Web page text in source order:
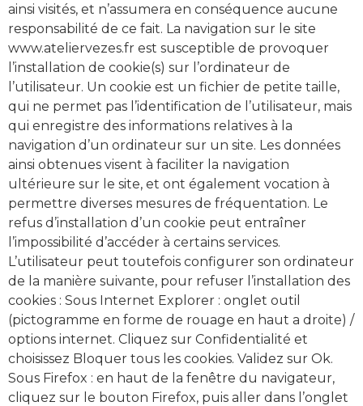
ainsi visités, et n’assumera en conséquence aucune
responsabilité de ce fait. La navigation sur le site
www.ateliervezes.fr est susceptible de provoquer
l’installation de cookie(s) sur l’ordinateur de
l’utilisateur. Un cookie est un fichier de petite taille,
qui ne permet pas l’identification de l’utilisateur, mais
qui enregistre des informations relatives à la
navigation d’un ordinateur sur un site. Les données
ainsi obtenues visent à faciliter la navigation
ultérieure sur le site, et ont également vocation à
permettre diverses mesures de fréquentation. Le
refus d’installation d’un cookie peut entraîner
l’impossibilité d’accéder à certains services.
L’utilisateur peut toutefois configurer son ordinateur
de la manière suivante, pour refuser l’installation des
cookies : Sous Internet Explorer : onglet outil
(pictogramme en forme de rouage en haut a droite) /
options internet. Cliquez sur Confidentialité et
choisissez Bloquer tous les cookies. Validez sur Ok.
Sous Firefox : en haut de la fenêtre du navigateur,
cliquez sur le bouton Firefox, puis aller dans l’onglet